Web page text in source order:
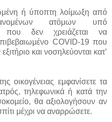
ή ύποπτη λοίμωξη από
ατόμων υπό
που δεν χρειάζεται να
COVID-19 που
και νοσηλεύονται κατ’
οικογένειας εμφανίσετε τα
τηλεφωνικά ή κατά την
θα αξιολογήσουν αν
μέχρι να αναρρώσετε.